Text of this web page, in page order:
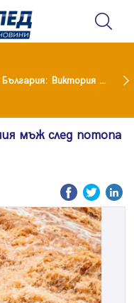
Голям успех за България: Виктория Ангелова грабна световна титла в тройния скок
мъж след потопа